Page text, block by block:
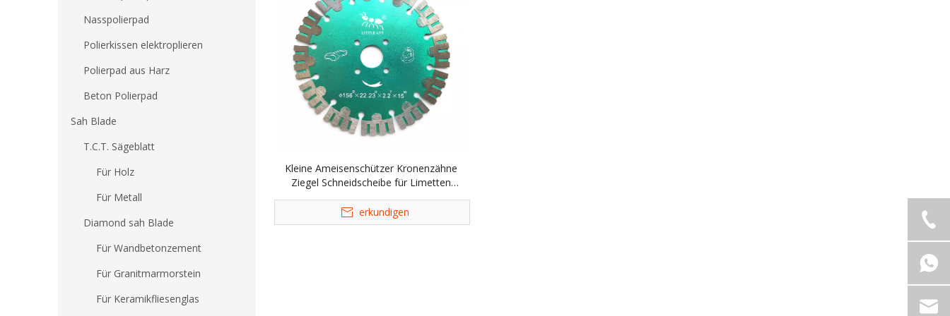
Nasspolierpad
Polierkissen elektroplieren
Polierpad aus Harz
Beton Polierpad
Sah Blade
T.C.T. Sägeblatt
Für Holz
Für Metall
Diamond sah Blade
Für Wandbetonzement
Für Granitmarmorstein
Für Keramikfliesenglas
Kleine Ameisenschützer Kronenzähne
Ziegel Schneidscheibe für Limetten
Berlaing Wandbeton Rillen Diamant
Segmented Sägeklinge
erkundigen